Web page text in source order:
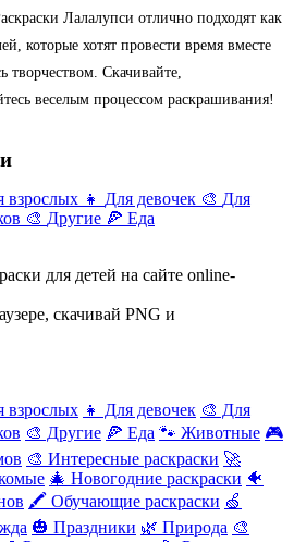
Лалалупси отлично подходят как
которые хотят провести время вместе
творчеством. Скачивайте,
веселым процессом раскрашивания!
взрослых 👧 Для девочек 🎨 Для
🎨 Другие 🍕 Еда
для детей на сайте online-
скачивай PNG и
взрослых 👧 Для девочек 🎨 Для
🎨 Другие 🍕 Еда 🐾 Животные 🎮
🎨 Интересные раскраски 🚀
🎄 Новогодние раскраски 🐠
🖍️ Обучающие раскраски 🍏
🎃 Праздники 🌿 Природа 🎨